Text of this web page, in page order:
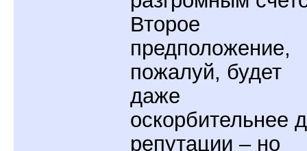
Второе
предположение,
пожалуй, будет
даже
оскорбительнее
репутации – но